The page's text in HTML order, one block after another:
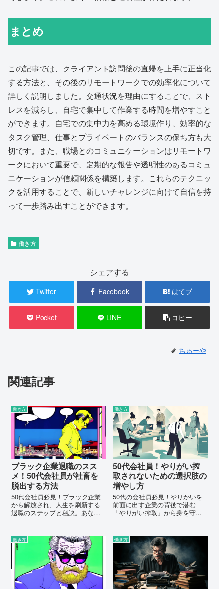
まとめ
この記事では、クライアント訪問後の直帰を上手に正当化
する方法と、その後のリモートワークでの効率化について
詳しく説明しました。交通状況を理由にすることで、スト
レスを減らし、自宅で集中して作業する時間を増やすこと
ができます。自宅での集中力を高める環境作り、効率的な
タスク管理、仕事とプライベートのバランスの保ち方も大
切です。また、職場とのコミュニケーションはリモートワ
ークにおいて重要で、定期的な報告や透明性のあるコミュ
ニケーションが信頼関係を構築します。これらのテクニッ
クを活用することで、新しいチャレンジに向けて自信を持
って一歩踏み出すことができます。
働き方
シェアする
Twitter Facebook はてブ
Pocket LINE コピー
ちゅーや
関連記事
働き方
ブラック企業退職のスス
メ！50代会社員が社畜を
脱出する方法
50代会社員必見！ブラック企業
から解放され、人生を刷新する
退職のステップと秘訣。あなた
か？
働き方
50代会社員！やりがい搾
取されないための選択肢の
増やし方
50代の会社員必見！やりがいを
前面に出す企業の背後で潜む
「やりがい搾取」から身を守
のキャリアを自分の手で守る方
法を学びましょう。
働き方 働き方